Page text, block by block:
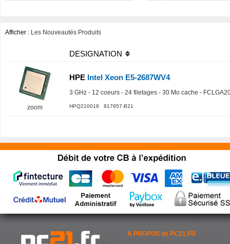
Afficher : Les Nouveautés Produits
DESIGNATION
zoom
HPE Intel Xeon E5-2687WV4
3 GHz - 12 coeurs - 24 filetages - 30 Mo cache -
HPQ210018 817957-B21
A PROPOS de PC21.FR